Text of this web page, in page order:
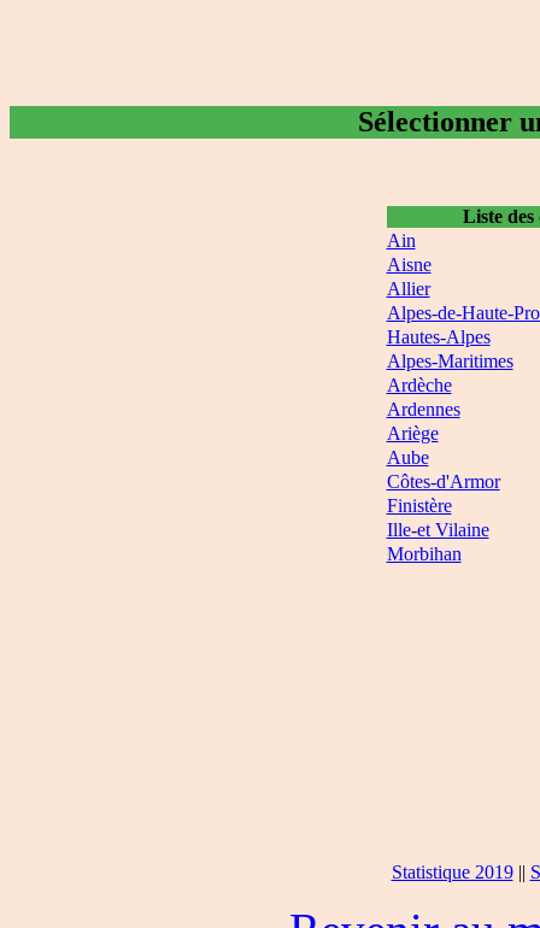
Sélectionner
Liste des
Ain
Aisne
Allier
Alpes-de-Haute-
Hautes-Alpes
Alpes-Maritimes
Ardèche
Ardennes
Ariège
Aube
Côtes-d'Armor
Finistère
Ille-et Vilaine
Morbihan
Statistique 2019||